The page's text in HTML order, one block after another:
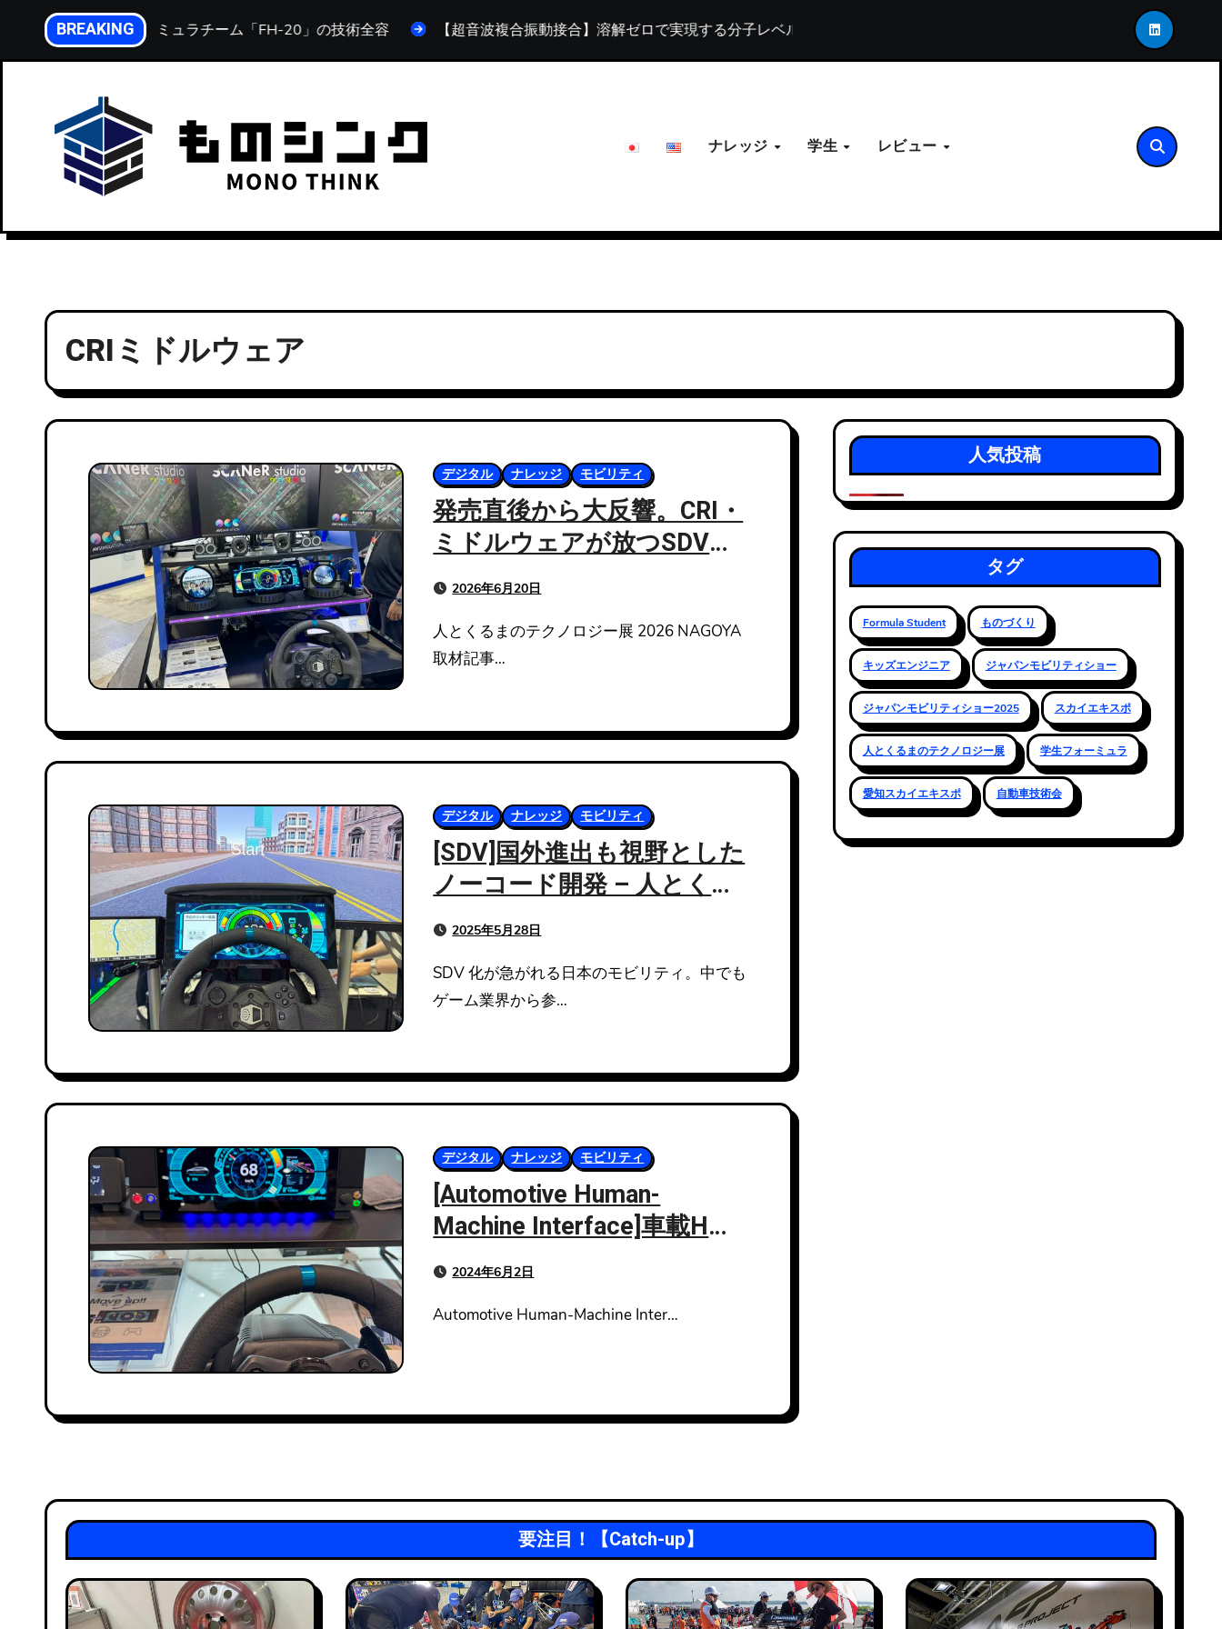
を
BREAKING
海道大学フォーミュラチーム「FH-20」の技術全容 【超音波複合振動接合】溶解ゼロで実現する分子レベルの結合。LINK-USが示す次世代の接合アーキテクチャ 「死角」
ナレッジ 学生 レビュー
CRIミドルウェア
デジタル ナレッジ モビリティ
発売直後から大反響。CRI・
ミドルウェアが放つSDV体
験価値シミュレータ
「MESH」の実力
2026年6月20日
人とくるまのテクノロジー展 2026 NAGOYA
取材記事…
デジタル ナレッジ モビリティ
[SDV]国外進出も視野とした
ノーコード開発 – 人とくる
まのテクノロジー展 2025
2025年5月28日
SDV 化が急がれる日本のモビリティ。中でも
ゲーム業界から参…
デジタル ナレッジ モビリティ
[Automotive Human-
Machine Interface]車載HMI
をゲームツールメーカーが
提案
2024年6月2日
Automotive Human-Machine Inter…
人気投稿
タグ
Formula Student ものづくり
キッズエンジニア ジャパンモビリティショー
ジャパンモビリティショー2025 スカイエキスポ
人とくるまのテクノロジー展 学生フォーミュラ
愛知スカイエキスポ 自動車技術会
要注目！【Catch-up】